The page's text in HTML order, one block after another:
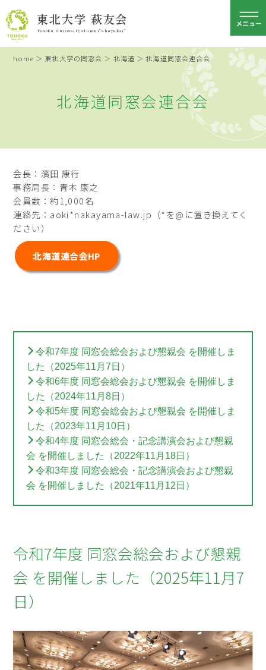
東北大学 萩友会
Tohoku University alumni"Shuyukai"
home ＞ 東北大学の同窓会 ＞ 北海道 ＞ 北海道同窓会連合会
北海道同窓会連合会
会長：濱田 康行
事務局長：青木 康之
会員数：約1,000名
連絡先：aoki*nakayama-law.jp（*を@に置き換えてく
ださい）
北海道連合会HP
令和7年度 同窓会総会および懇親会 を開催しま
した（2025年11月7日）
令和6年度 同窓会総会および懇親会 を開催しま
した（2024年11月8日）
令和5年度 同窓会総会および懇親会 を開催しま
した（2023年11月10日）
令和4年度 同窓会総会・記念講演会および懇親
会 を開催しました（2022年11月18日）
令和3年度 同窓会総会・記念講演会および懇親
会 を開催しました（2021年11月12日）
令和7年度 同窓会総会および懇親
会 を開催しました（2025年11月7
日）